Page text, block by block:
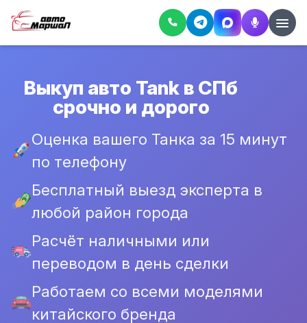
Выкуп авто Tank в СПб
срочно и дорого
Оценка вашего Танка за 15 минут
по телефону
Бесплатный выезд эксперта в
любой район города
Расчёт наличными или
переводом в день сделки
Работаем со всеми моделями
китайского бренда